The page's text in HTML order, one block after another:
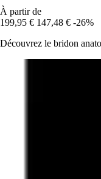
À partir de
199,95 € 147,48 € -26%
Découvrez le bridon